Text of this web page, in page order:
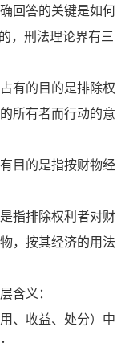
回答的关键是如何
，刑法理论界有三
有的目的是排除权
所有者而行动的意
目的是指按财物经
指排除权利者对财
，按其经济的用法
含义：
、收益、处分）中